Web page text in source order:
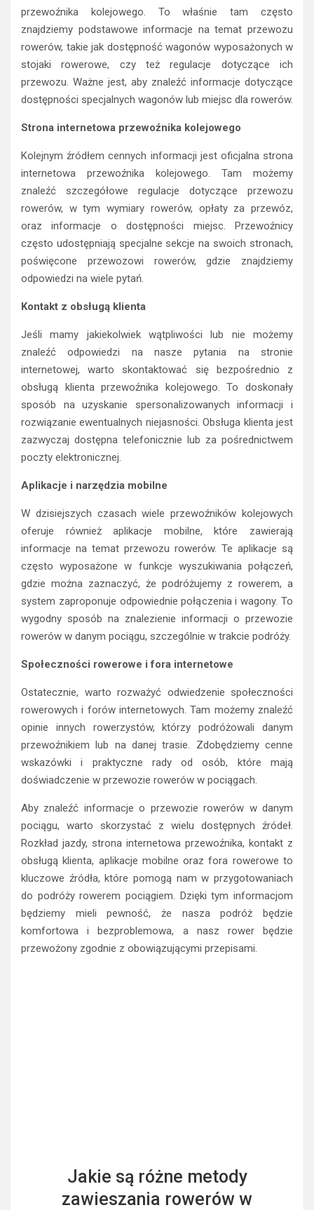
przewoźnika kolejowego. To właśnie tam często
znajdziemy podstawowe informacje na temat przewozu
rowerów, takie jak dostępność wagonów wyposażonych w
stojaki rowerowe, czy też regulacje dotyczące ich
przewozu. Ważne jest, aby znaleźć informacje dotyczące
dostępności specjalnych wagonów lub miejsc dla rowerów.
Strona internetowa przewoźnika kolejowego
Kolejnym źródłem cennych informacji jest oficjalna strona
internetowa przewoźnika kolejowego. Tam możemy
znaleźć szczegółowe regulacje dotyczące przewozu
rowerów, w tym wymiary rowerów, opłaty za przewóz,
oraz informacje o dostępności miejsc. Przewoźnicy
często udostępniają specjalne sekcje na swoich stronach,
poświęcone przewozowi rowerów, gdzie znajdziemy
odpowiedzi na wiele pytań.
Kontakt z obsługą klienta
Jeśli mamy jakiekolwiek wątpliwości lub nie możemy
znaleźć odpowiedzi na nasze pytania na stronie
internetowej, warto skontaktować się bezpośrednio z
obsługą klienta przewoźnika kolejowego. To doskonały
sposób na uzyskanie spersonalizowanych informacji i
rozwiązanie ewentualnych niejasności. Obsługa klienta jest
zazwyczaj dostępna telefonicznie lub za pośrednictwem
poczty elektronicznej.
Aplikacje i narzędzia mobilne
W dzisiejszych czasach wiele przewoźników kolejowych
oferuje również aplikacje mobilne, które zawierają
informacje na temat przewozu rowerów. Te aplikacje są
często wyposażone w funkcje wyszukiwania połączeń,
gdzie można zaznaczyć, że podróżujemy z rowerem, a
system zaproponuje odpowiednie połączenia i wagony. To
wygodny sposób na znalezienie informacji o przewozie
rowerów w danym pociągu, szczególnie w trakcie podróży.
Społeczności rowerowe i fora internetowe
Ostatecznie, warto rozważyć odwiedzenie społeczności
rowerowych i forów internetowych. Tam możemy znaleźć
opinie innych rowerzystów, którzy podróżowali danym
przewoźnikiem lub na danej trasie. Zdobędziemy cenne
wskazówki i praktyczne rady od osób, które mają
doświadczenie w przewozie rowerów w pociągach.
Aby znaleźć informacje o przewozie rowerów w danym
pociągu, warto skorzystać z wielu dostępnych źródeł.
Rozkład jazdy, strona internetowa przewoźnika, kontakt z
obsługą klienta, aplikacje mobilne oraz fora rowerowe to
kluczowe źródła, które pomogą nam w przygotowaniach
do podróży rowerem pociągiem. Dzięki tym informacjom
będziemy mieli pewność, że nasza podróż będzie
komfortowa i bezproblemowa, a nasz rower będzie
przewożony zgodnie z obowiązującymi przepisami.
Jakie są różne metody
zawieszania rowerów w